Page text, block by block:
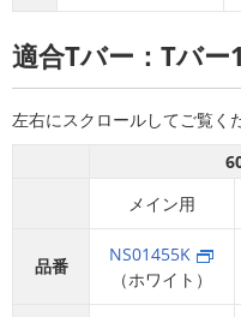
適合Tバー：Tバー
メイン用
品番
NS01455K
（ホワイト）